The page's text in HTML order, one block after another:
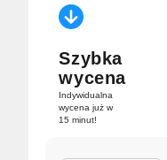
Szybka
wycena
Indywidualna
wycena już w
15 minut!